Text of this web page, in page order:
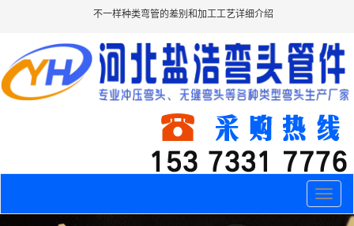
不一样种类弯管的差别和加工工艺详细介绍
Toggle